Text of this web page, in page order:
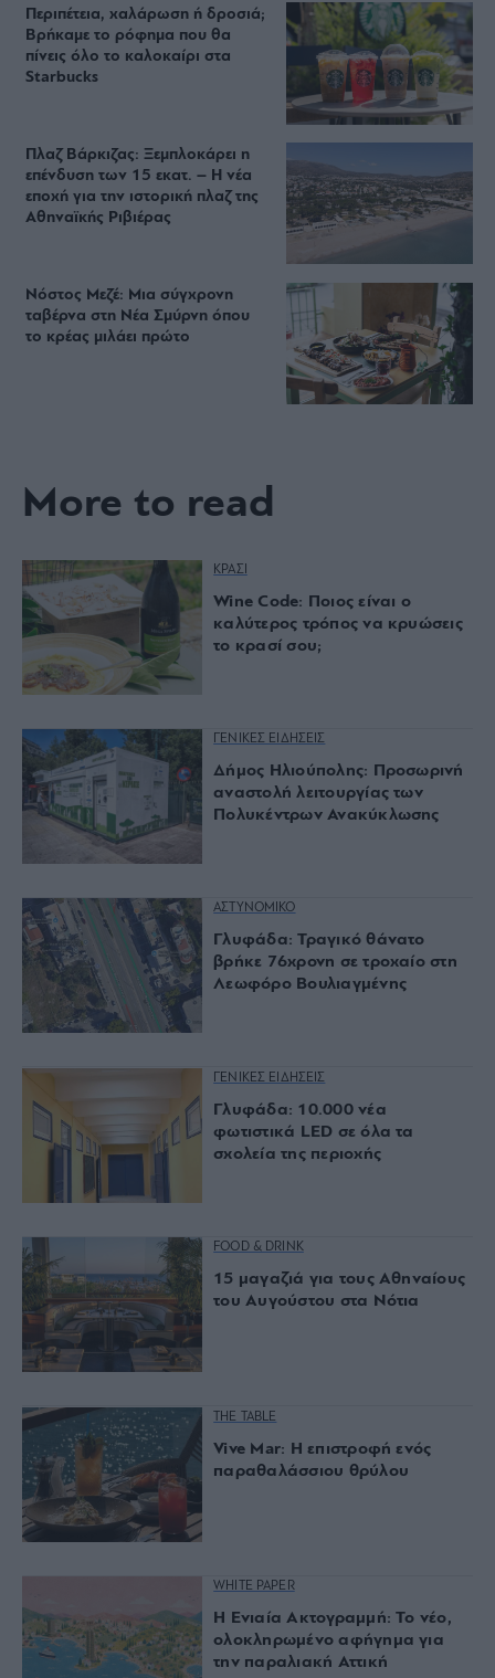
Περιπέτεια, χαλάρωση ή δροσιά;
Βρήκαμε το ρόφημα που θα
πίνεις όλο το καλοκαίρι στα
Starbucks
Πλαζ Βάρκιζας: Ξεμπλοκάρει η
επένδυση των 15 εκατ. – Η νέα
εποχή για την ιστορική πλαζ της
Αθηναϊκής Ριβιέρας
Νόστος Μεζέ: Μια σύγχρονη
ταβέρνα στη Νέα Σμύρνη όπου
το κρέας μιλάει πρώτο
More to read
ΚΡΑΣΙ
Wine Code: Ποιος είναι ο
καλύτερος τρόπος να κρυώσεις
το κρασί σου;
ΓΕΝΙΚΕΣ ΕΙΔΗΣΕΙΣ
Δήμος Ηλιούπολης: Προσωρινή
αναστολή λειτουργίας των
Πολυκέντρων Ανακύκλωσης
ΑΣΤΥΝΟΜΙΚΟ
Γλυφάδα: Τραγικό θάνατο
βρήκε 76χρονη σε τροχαίο στη
Λεωφόρο Βουλιαγμένης
ΓΕΝΙΚΕΣ ΕΙΔΗΣΕΙΣ
Γλυφάδα: 10.000 νέα
φωτιστικά LED σε όλα τα
σχολεία της περιοχής
FOOD & DRINK
15 μαγαζιά για τους Αθηναίους
του Αυγούστου στα Νότια
THE TABLE
Vive Mar: Η επιστροφή ενός
παραθαλάσσιου θρύλου
WHITE PAPER
Η Ενιαία Ακτογραμμή: Το νέο,
ολοκληρωμένο αφήγημα για
την παραλιακή Αττική